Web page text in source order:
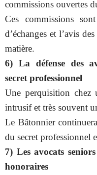
commissions ouvertes
Ces commissions
d’échanges et l’avis
matière.
6) La défense des
secret professionnel
Une perquisition chez
intrusif et très souvent
Le Bâtonnier
du secret professionnel
7) Les avocats
honoraires